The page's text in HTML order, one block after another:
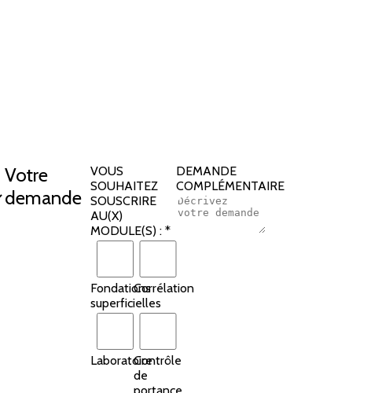
Votre
demande
VOUS
SOUHAITEZ
SOUSCRIRE
AU(X)
MODULE(S) : *
Fondations
superficielles
Corrélation
LaboratoireContrôle
de
DEMANDE
COMPLÉMENTAIRE